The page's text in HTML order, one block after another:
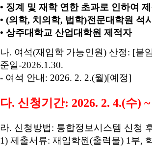
• 징계 및 재학 연한 초과로 인하여
• (의학, 치의학, 법학)전문대학원 석
• 상주대학교 산업대학원 제적자
나. 여석(재입학 가능인원) 산정: [붙임
준일-2026.1.30.
- 여석 안내 : 2026. 2. 2.(월)[예정]
다. 신청기간: 2026. 2. 4.(수)
라. 신청방법: 통합정보시스템 신청
1) 제출서류: 재입학원(출력물) 1 부,